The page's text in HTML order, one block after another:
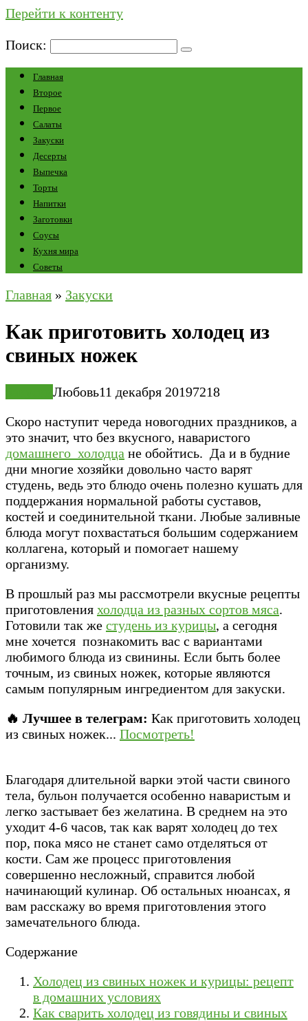
Перейти к контенту
Поиск:
Главная
Второе
Первое
Салаты
Закуски
Десерты
Выпечка
Торты
Напитки
Заготовки
Соусы
Кухня мира
Советы
Главная » Закуски
Как приготовить холодец из
свиных ножек
Любовь11 декабря 20197218
Скоро наступит череда новогодних праздников, а
это значит, что без вкусного, наваристого
домашнего холодца не обойтись. Да и в будние
дни многие хозяйки довольно часто варят
студень, ведь это блюдо очень полезно кушать для
поддержания нормальной работы суставов,
костей и соединительной ткани. Любые заливные
блюда могут похвастаться большим содержанием
коллагена, который и помогает нашему
организму.
В прошлый раз мы рассмотрели вкусные рецепты
приготовления холодца из разных сортов мяса.
Готовили так же студень из курицы, а сегодня
мне хочется познакомить вас с вариантами
любимого блюда из свинины. Если быть более
точным, из свиных ножек, которые являются
самым популярным ингредиентом для закуски.
🔥 Лучшее в телеграм: Как приготовить холодец
из свиных ножек... Посмотреть!
Благодаря длительной варки этой части свиного
тела, бульон получается особенно наваристым и
легко застывает без желатина. В среднем на это
уходит 4-6 часов, так как варят холодец до тех
пор, пока мясо не станет само отделяться от
кости. Сам же процесс приготовления
совершенно несложный, справится любой
начинающий кулинар. Об остальных нюансах, я
вам расскажу во время приготовления этого
замечательного блюда.
Содержание
Холодец из свиных ножек и курицы: рецепт
в домашних условиях
Как сварить холодец из говядины и свиных